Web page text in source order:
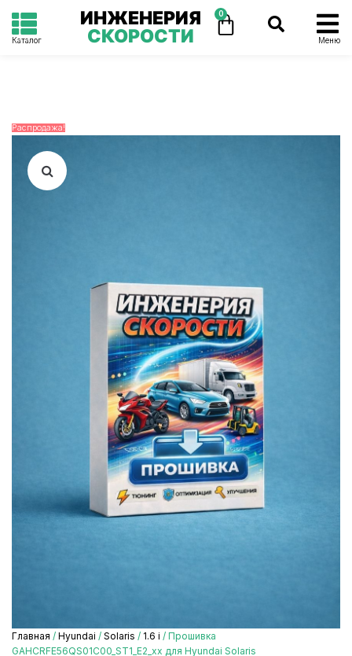
Каталог
ИНЖЕНЕРИЯ
СКОРОСТИ
0
Меню
Распродажа!
Главная / Hyundai / Solaris / 1.6 i / Прошивка
GAHCRFE56QS01C00_ST1_E2_xx для Hyundai Solaris